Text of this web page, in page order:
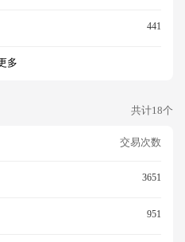
441
多
共计18个
交易次数
3651
951